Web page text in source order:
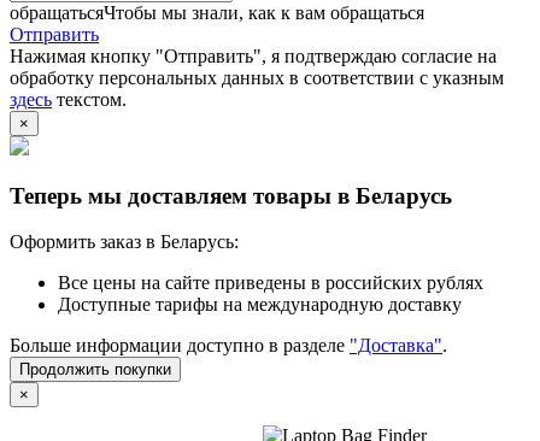
обращатьсяЧтобы мы знали, как к вам обращаться
Отправить
Нажимая кнопку "Отправить", я подтверждаю согласие на
обработку персональных данных в соответствии с указным
здесь текстом.
×
Теперь мы доставляем товары в Беларусь
Оформить заказ в Беларусь:
Все цены на сайте приведены в российских рублях
Доступные тарифы на международную доставку
Больше информации доступно в разделе "Доставка".
Продолжить покупки
×